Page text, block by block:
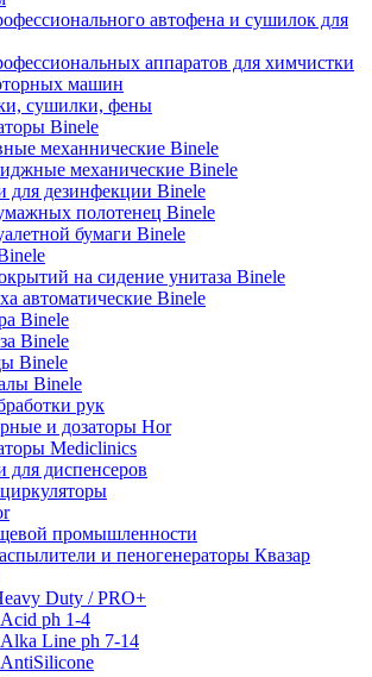
автофена и сушилок для
аппаратов для химчистки
машин
сушилки, фены
Binele
механнические Binele
механические Binele
для дезинфекции Binele
полотенец Binele
бумаги Binele
на сидение унитаза Binele
автоматические Binele
Binele
Binele
Binele
Binele
рук
и дозаторы Hor
Mediclinics
диспенсеров
промышленности
и пеногенераторы Квазар
Duty / PRO+
ph 1-4
Line ph 7-14